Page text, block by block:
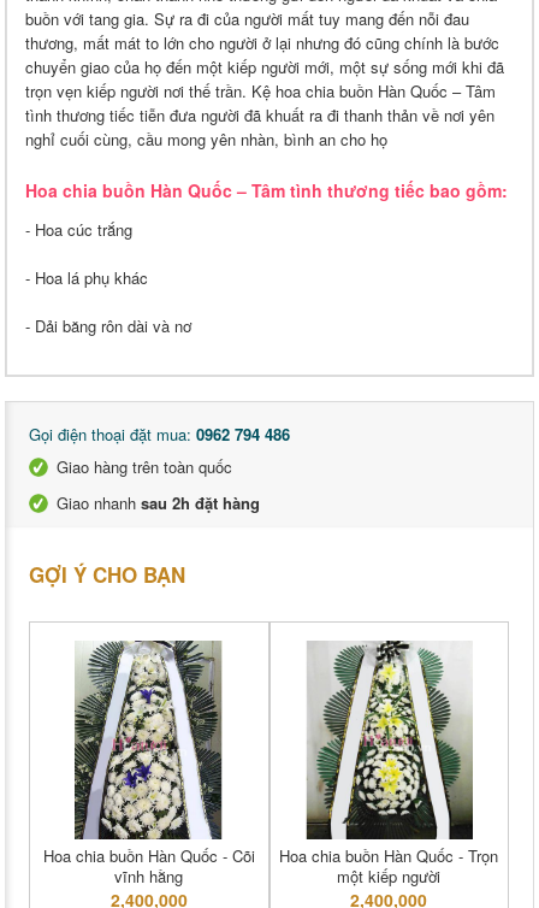
buồn với tang gia. Sự ra đi của người mất tuy mang đến nỗi đau
thương, mất mát to lớn cho người ở lại nhưng đó cũng chính là bước
chuyển giao của họ đến một kiếp người mới, một sự sống mới khi đã
trọn vẹn kiếp người nơi thế trần. Kệ hoa chia buồn Hàn Quốc – Tâm
tình thương tiếc tiễn đưa người đã khuất ra đi thanh thản về nơi yên
nghỉ cuối cùng, cầu mong yên nhàn, bình an cho họ
Hoa chia buồn Hàn Quốc – Tâm tình thương tiếc bao gồm:
- Hoa cúc trắng
- Hoa lá phụ khác
- Dải băng rôn dài và nơ
Gọi điện thoại đặt mua: 0962 794 486
Giao hàng trên toàn quốc
Giao nhanh sau 2h đặt hàng
GỢI Ý CHO BẠN
Hoa chia buồn Hàn Quốc - Cõi
vĩnh hằng
2,400,000
Hoa chia buồn Hàn Quốc - Trọn
một kiếp người
2,400,000